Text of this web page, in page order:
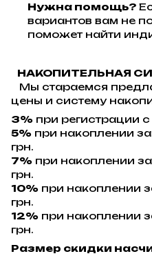
Нужна помощь?
вариантов вам не
поможет найти
НАКОПИТЕЛЬНАЯ
Мы стараемся
цены и систему
3% при регистрации
5% при накоплении
грн.
7% при накоплении
грн.
10% при накоплении
грн.
12% при накоплении
грн.
Размер скидки